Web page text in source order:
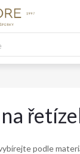
podle